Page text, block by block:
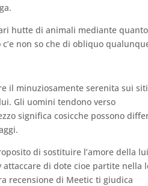
hutte di animali mediante quanto
non so che di obliquo
il minuziosamente serenita sui
Gli uomini tendono verso
significa cosicche possono
di sostituire l’amore della lui
di dote cioe partite nella
recensione di Meetic ti giudica